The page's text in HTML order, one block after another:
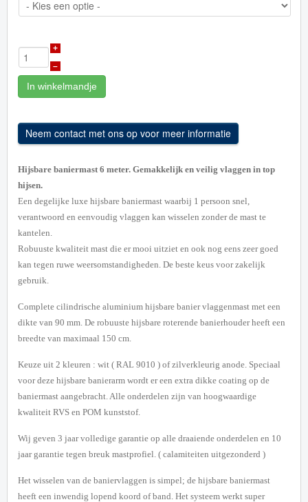
+
–
In winkelmandje
Hijsbare baniermast 6 meter. Gemakkelijk en veilig vlaggen in top
hijsen.
Een degelijke luxe hijsbare baniermast waarbij 1 persoon snel,
verantwoord en eenvoudig vlaggen kan wisselen zonder de mast te
kantelen.
Robuuste kwaliteit mast die er mooi uitziet en ook nog eens zeer goed
kan tegen ruwe weersomstandigheden. De beste keus voor zakelijk
gebruik.
Complete cilindrische aluminium hijsbare banier vlaggenmast met een
dikte van 90 mm. De robuuste hijsbare roterende banierhouder heeft een
breedte van maximaal 150 cm.
Keuze uit 2 kleuren : wit ( RAL 9010 ) of zilverkleurig anode. Speciaal
voor deze hijsbare banierarm wordt er een extra dikke coating op de
baniermast aangebracht. Alle onderdelen zijn van hoogwaardige
kwaliteit RVS en POM kunststof.
Wij geven 3 jaar volledige garantie op alle draaiende onderdelen en 10
jaar garantie tegen breuk mastprofiel. ( calamiteiten uitgezonderd )
Het wisselen van de baniervlaggen is simpel; de hijsbare baniermast
heeft een inwendig lopend koord of band. Het systeem werkt super